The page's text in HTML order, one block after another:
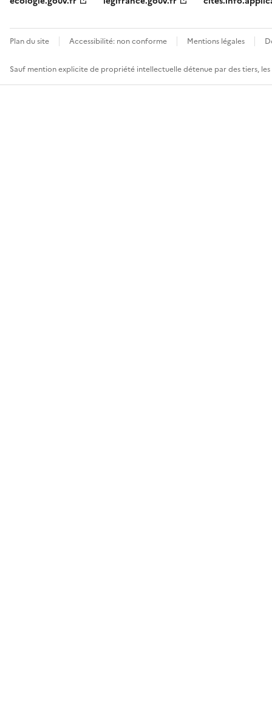
Plan du site Accessibilité: non conforme Mentions légales
Sauf mention explicite de propriété intellectuelle détenue par des tiers,